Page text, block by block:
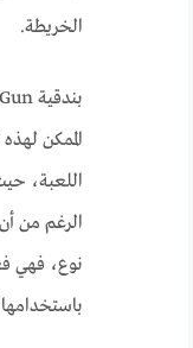
الخريطة.
الممكن
اللعبة،
الرغم من
نوع، فهي